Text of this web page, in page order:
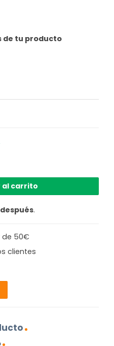
de tu producto
Light & Living CALIRA
al carrito
.
50€
clientes